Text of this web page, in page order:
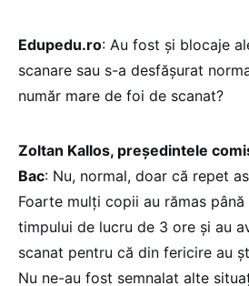
Edupedu.ro: Au fost și blocaje
scanare sau s-a desfășurat
număr mare de foi de scanat?
Zoltan Kallos, președintele
Bac: Nu, normal, doar că repet
Foarte mulți copii au rămas până
timpului de lucru de 3 ore și au
scanat pentru că din fericire au
Nu ne-au fost semnalat alte